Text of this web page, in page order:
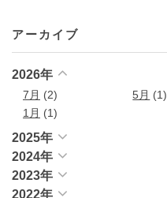
アーカイブ
2026年
7月 (2) 5月 (1)
1月 (1)
2025年
2024年
2023年
2022年